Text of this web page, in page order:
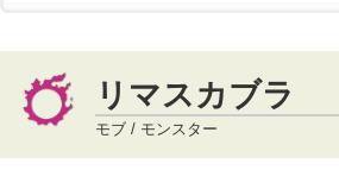
リマスカブラ
モブ / モンスター